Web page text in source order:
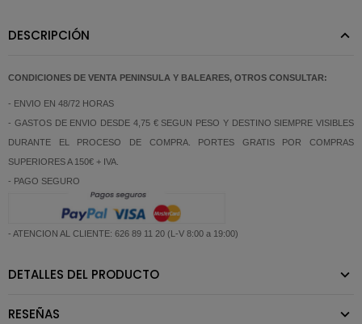
DESCRIPCIÓN
CONDICIONES DE VENTA PENINSULA Y BALEARES, OTROS CONSULTAR:
- ENVIO EN 48/72 HORAS
- GASTOS DE ENVIO DESDE 4,75 € SEGUN PESO Y DESTINO SIEMPRE VISIBLES
DURANTE EL PROCESO DE COMPRA. PORTES GRATIS POR COMPRAS
SUPERIORES A 150€ + IVA.
- PAGO SEGURO
- ATENCION AL CLIENTE: 626 89 11 20 (L-V 8:00 a 19:00)
DETALLES DEL PRODUCTO
RESEÑAS